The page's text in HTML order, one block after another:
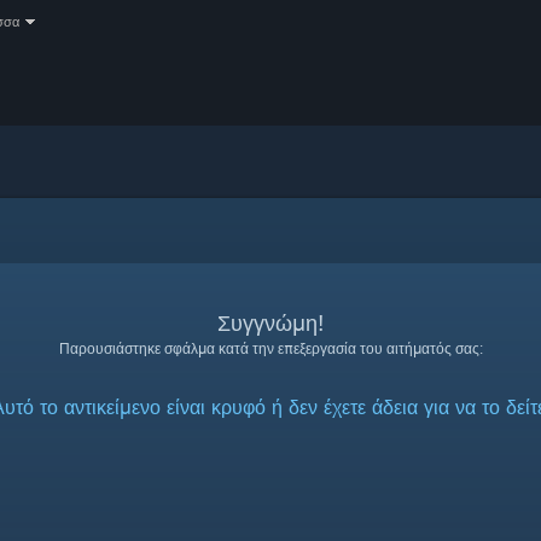
Συγγνώμη!
Παρουσιάστηκε σφάλμα κατά την επεξεργασία του αιτήματός σας:
το αντικείμενο είναι κρυφό ή δεν έχετε άδεια για να το